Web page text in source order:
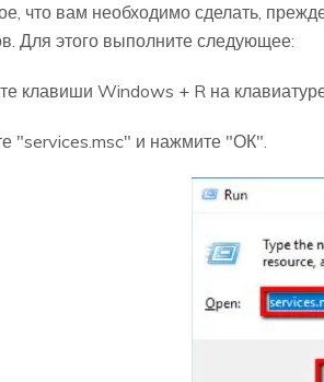
что вам необходимо сделать,
Для этого выполните следующее:
клавиши Windows + R на
"services.msc" и нажмите "ОК".